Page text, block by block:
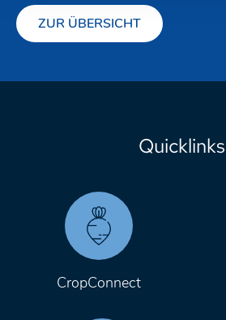
ZUR ÜBERSICHT
Quicklinks
CropConnect